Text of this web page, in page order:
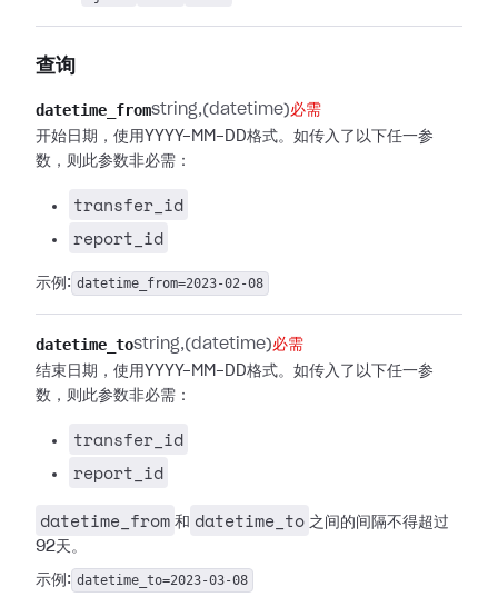
查询
datetime_fromstring (datetime)必需
开始日期，使用YYYY-MM-DD格式。如传入了以下任一参
数，则此参数非必需：
transfer_id
report_id
示例: datetime_from=2023-02-08
datetime_tostring (datetime)必需
结束日期，使用YYYY-MM-DD格式。如传入了以下任一参
数，则此参数非必需：
transfer_id
report_id
datetime_from 和 datetime_to 之间的间隔不得超过
92天。
示例: datetime_to=2023-03-08